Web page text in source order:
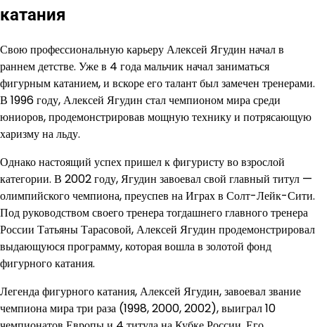
катания
Свою профессиональную карьеру Алексей Ягудин начал в
раннем детстве. Уже в 4 года мальчик начал заниматься
фигурным катанием, и вскоре его талант был замечен тренерами.
В 1996 году, Алексей Ягудин стал чемпионом мира среди
юниоров, продемонстрировав мощную технику и потрясающую
харизму на льду.
Однако настоящий успех пришел к фигуристу во взрослой
категории. В 2002 году, Ягудин завоевал свой главный титул —
олимпийского чемпиона, преуспев на Играх в Солт-Лейк-Сити.
Под руководством своего тренера тогдашнего главного тренера
России Татьяны Тарасовой, Алексей Ягудин продемонстрировал
выдающуюся программу, которая вошла в золотой фонд
фигурного катания.
Легенда фигурного катания, Алексей Ягудин, завоевал звание
чемпиона мира три раза (1998, 2000, 2002), выиграл 10